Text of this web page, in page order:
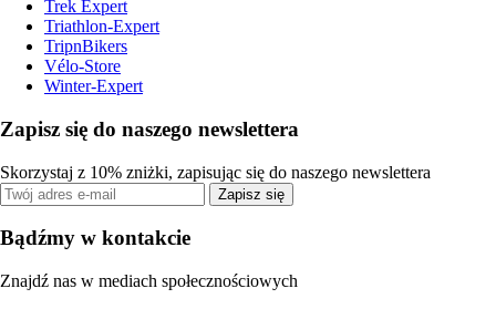
Trek Expert
Triathlon-Expert
TripnBikers
Vélo-Store
Winter-Expert
Zapisz się do naszego newslettera
Skorzystaj z 10% zniżki, zapisując się do naszego newslettera
Zapisz się
Bądźmy w kontakcie
Znajdź nas w mediach społecznościowych